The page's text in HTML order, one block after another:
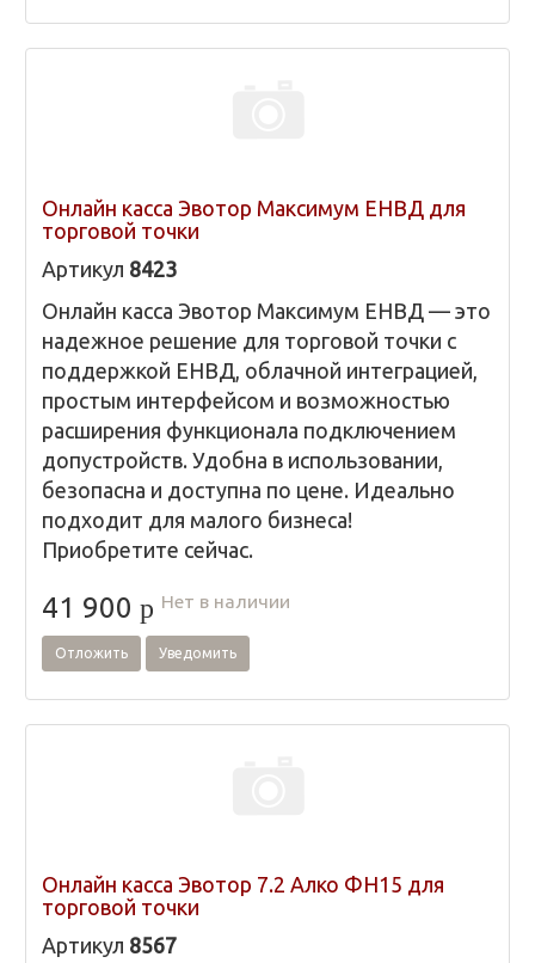
Онлайн касса Эвотор Максимум ЕНВД для
торговой точки
Артикул 8423
Онлайн касса Эвотор Максимум ЕНВД — это
надежное решение для торговой точки с
поддержкой ЕНВД, облачной интеграцией,
простым интерфейсом и возможностью
расширения функционала подключением
допустройств. Удобна в использовании,
безопасна и доступна по цене. Идеально
подходит для малого бизнеса!
Приобретите сейчас.
41 900 p Нет в наличии
Отложить Уведомить
Онлайн касса Эвотор 7.2 Алко ФН15 для
торговой точки
Артикул 8567